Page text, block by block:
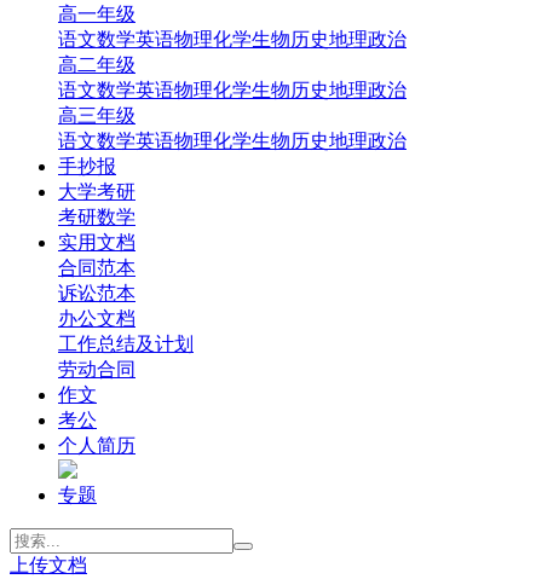
高一年级
‌语文‌数学英语‌物理‌化学‌生物‌历史‌地理‌‌政治‌
高二年级
‌语文‌数学英语‌物理‌化学‌生物‌历史‌地理‌‌政治‌
高三年级
‌语文‌数学英语‌物理‌化学‌生物‌历史‌地理‌政治
手抄报
大学考研
考研数学
实用文档
合同范本
诉讼范本
办公文档
工作总结及计划
劳动合同
作文
考公
个人简历
专题
上传文档